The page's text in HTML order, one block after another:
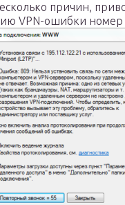
причин,
VPN-ошибки номер